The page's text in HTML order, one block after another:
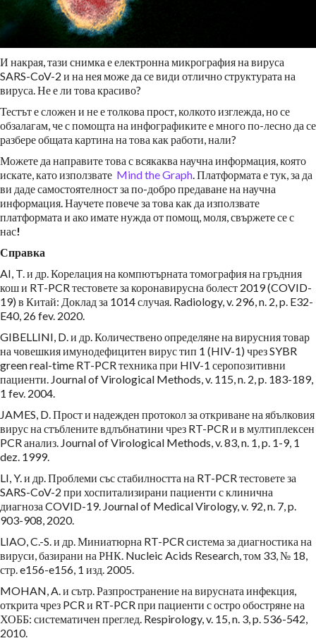
И накрая, тази снимка е електронна микрография на вируса
SARS-CoV-2 и на нея може да се види отлично структурата на
вируса. Не е ли това красиво?
Тестът е сложен и не е толкова прост, колкото изглежда, но се
обзалагам, че с помощта на инфографиките е много по-лесно да се
разбере общата картина на това как работи, нали?
Можете да направите това с всякаква научна информация, която
искате, като използвате Mind the Graph . Платформата е тук, за да
ви даде самостоятелност за по-добро предаване на научна
информация. Научете повече за това как да използвате
платформата и ако имате нужда от помощ, моля, свържете се с
нас!
Справка
AI, T. и др. Корелация на компютърната томография на гръдния
кош и RT-PCR тестовете за коронавирусна болест 2019 (COVID-
19) в Китай: Доклад за 1014 случая. Radiology, v. 296, n. 2, p. E32-
E40, 26 fev. 2020.
GIBELLINI, D. и др. Количествено определяне на вирусния товар
на човешкия имунодефицитен вирус тип 1 (HIV-1) чрез SYBR
green real-time RT-PCR техника при HIV-1 серопозитивни
пациенти. Journal of Virological Methods, v. 115, n. 2, p. 183-189,
1 fev. 2004.
JAMES, D. Прост и надежден протокол за откриване на ябълковия
вирус на стъблените вдлъбнатини чрез RT-PCR и в мултиплексен
PCR анализ. Journal of Virological Methods, v. 83, n. 1, p. 1-9, 1
dez. 1999.
LI, Y. и др. Проблеми със стабилността на RT-PCR тестовете за
SARS-CoV-2 при хоспитализирани пациенти с клинична
диагноза COVID-19. Journal of Medical Virology, v. 92, n. 7, p.
903-908, 2020.
LIAO, C.-S. и др. Миниатюрна RT-PCR система за диагностика на
вируси, базирани на РНК. Nucleic Acids Research, том 33, № 18,
стр. e156-e156, 1 изд. 2005.
MOHAN, A. и сътр. Разпространение на вирусната инфекция,
открита чрез PCR и RT-PCR при пациенти с остро обостряне на
ХОББ: систематичен преглед. Respirology, v. 15, n. 3, p. 536-542,
2010.